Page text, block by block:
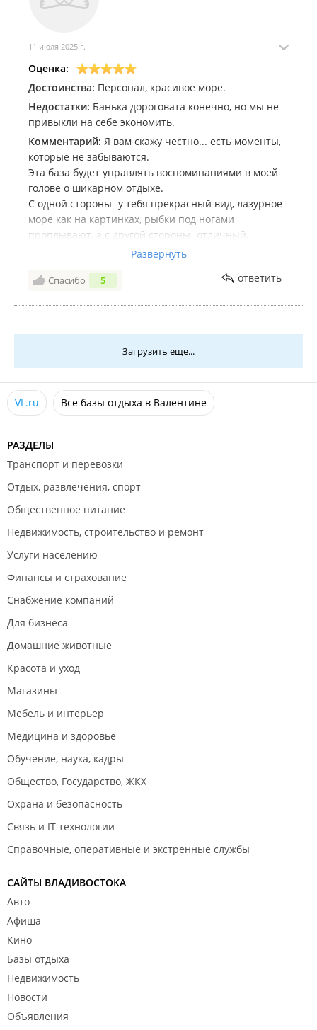
11 июля 2025 г.
Оценка:
Достоинства: Персонал, красивое море.
Недостатки: Банька дороговата конечно, но мы не
привыкли на себе экономить.
Комментарий: Я вам скажу честно... есть моменты,
которые не забываются.
Эта база будет управлять воспоминаниями в моей
голове о шикарном отдыхе.
С одной стороны- у тебя прекрасный вид, лазурное
море как на картинках, рыбки под ногами
проплывают, а с другой стороны- отличный,
вовлеченный персонал, который реально работает.
еще лучше и комфортнее. Если хочешь классно
Развернуть
Спасибо 5 ответить
Загрузить еще...
VL.ru Все базы отдыха в Валентине
РАЗДЕЛЫ
Транспорт и перевозки
Отдых, развлечения, спорт
Общественное питание
Недвижимость, строительство и ремонт
Услуги населению
Финансы и страхование
Снабжение компаний
Для бизнеса
Домашние животные
Красота и уход
Магазины
Мебель и интерьер
Медицина и здоровье
Обучение, наука, кадры
Общество, Государство, ЖКХ
Охрана и безопасность
Связь и IT технологии
Справочные, оперативные и экстренные службы
САЙТЫ ВЛАДИВОСТОКА
Авто
Афиша
Кино
Базы отдыха
Недвижимость
Новости
Объявления